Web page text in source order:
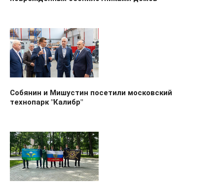
Собянин и Мишустин посетили московский
технопарк "Калибр"